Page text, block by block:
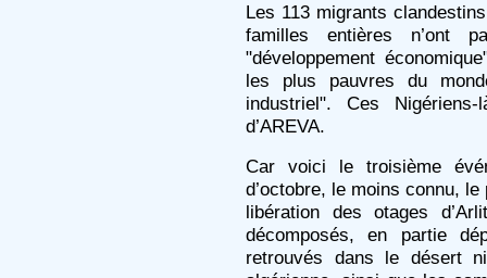
Les 113 migrants
familles entières n’ont
"développement
les plus pauvres du
industriel". Ces
d’AREVA.
Car voici le troisième
d’octobre, le moins connu,
libération des otages
décomposés, en partie
retrouvés dans le désert